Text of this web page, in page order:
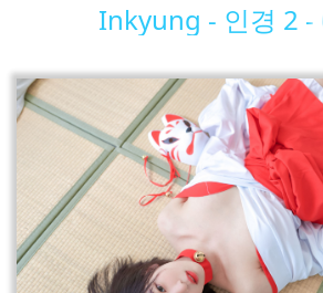
Inkyung - 인경 2 -